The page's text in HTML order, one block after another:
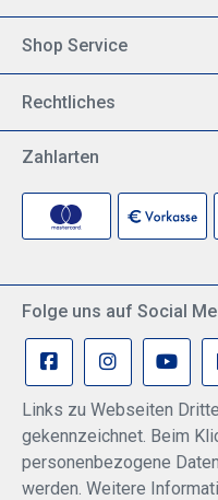
Shop Service
Rechtliches
Zahlarten
Folge uns auf Social
Links zu Webseiten
gekennzeichnet. Beim
personenbezogene
werden. Weitere